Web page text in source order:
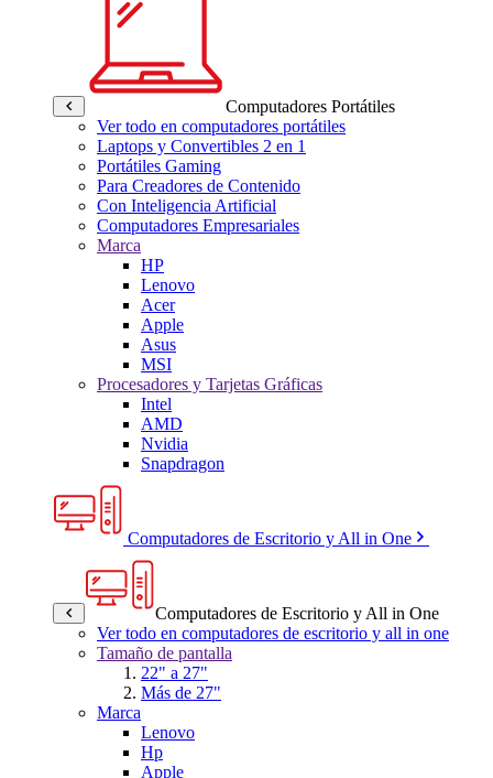
Computadores Portátiles
Ver todo en computadores portátiles
Laptops y Convertibles 2 en 1
Portátiles Gaming
Para Creadores de Contenido
Con Inteligencia Artificial
Computadores Empresariales
Marca
HP
Lenovo
Acer
Apple
Asus
MSI
Procesadores y Tarjetas Gráficas
Intel
AMD
Nvidia
Snapdragon
Computadores de Escritorio y All in One
Computadores de Escritorio y All in One
Ver todo en computadores de escritorio y all in one
Tamaño de pantalla
22" a 27"
Más de 27"
Marca
Lenovo
Hp
Apple